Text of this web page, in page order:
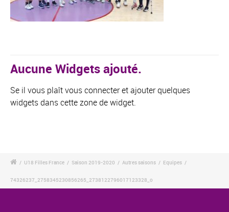
Aucune Widgets ajouté.
Se il vous plaît vous connecter et ajouter quelques
widgets dans cette zone de widget.
/ U18 Filles France / Saison 2019-2020 / Autres saisons / Equipes /
74326237_2758345230856265_2738122796017123328_o